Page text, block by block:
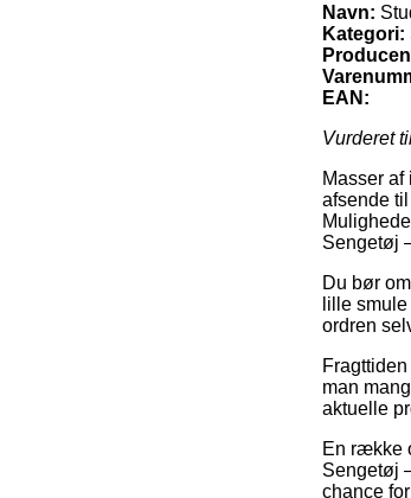
Navn:
Kategori:
EAN:
Vurderet
Masser
afsende
Sengetøj
Du bør
lille
ordren
man
aktuelle
En række
Sengetøj
chance